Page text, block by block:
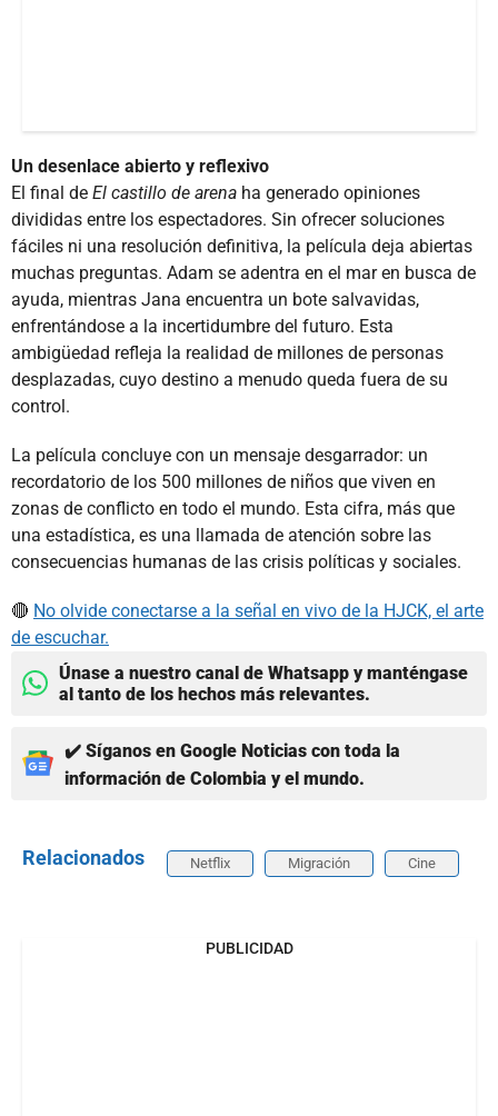
Un desenlace abierto y reflexivo
El final de El castillo de arena ha generado opiniones
divididas entre los espectadores. Sin ofrecer soluciones
fáciles ni una resolución definitiva, la película deja abiertas
muchas preguntas. Adam se adentra en el mar en busca de
ayuda, mientras Jana encuentra un bote salvavidas,
enfrentándose a la incertidumbre del futuro. Esta
ambigüedad refleja la realidad de millones de personas
desplazadas, cuyo destino a menudo queda fuera de su
control.
La película concluye con un mensaje desgarrador: un
recordatorio de los 500 millones de niños que viven en
zonas de conflicto en todo el mundo. Esta cifra, más que
una estadística, es una llamada de atención sobre las
consecuencias humanas de las crisis políticas y sociales.
🔴 No olvide conectarse a la señal en vivo de la HJCK, el arte
de escuchar.
Únase a nuestro canal de Whatsapp y manténgase
al tanto de los hechos más relevantes.
✔️ Síganos en Google Noticias con toda la
información de Colombia y el mundo.
Relacionados Netflix Migración Cine
PUBLICIDAD